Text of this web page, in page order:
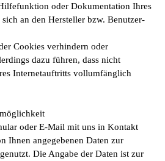
oder Dokumentation Ihres
an den Hersteller bzw. Benutzer-
Cookies verhindern oder
dazu führen, dass nicht
Internetauftritts vollumfänglich
oder E-Mail mit uns in Kontakt
Ihnen angegebenen Daten zur
Die Angabe der Daten ist zur